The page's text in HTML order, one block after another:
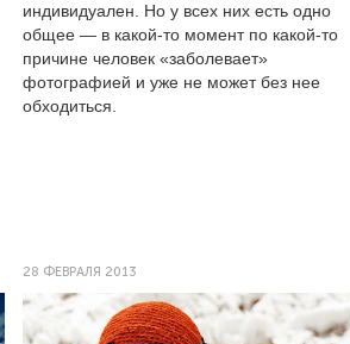
индивидуален. Но у всех них есть одно
общее — в какой-то момент по какой-то
причине человек «заболевает»
фотографией и уже не может без нее
обходиться.
28 ФЕВРАЛЯ 2013